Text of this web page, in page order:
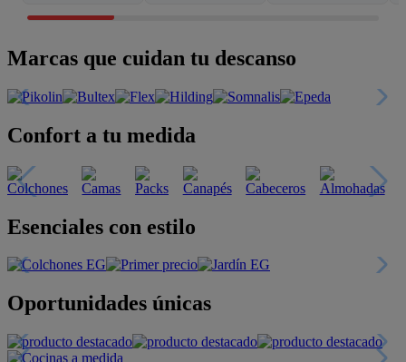
Marcas que cuidan tu descanso
Confort a tu medida
Esenciales con estilo
Oportunidades únicas